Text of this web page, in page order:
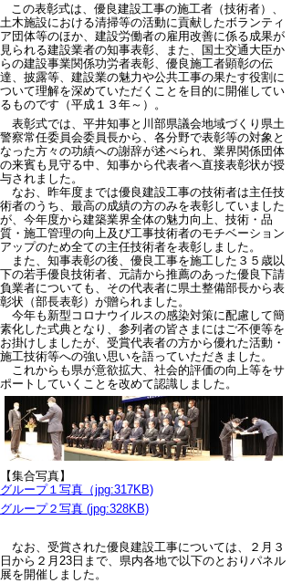
この表彰式は、優良建設工事の施工者（技術者）、
土木施設における清掃等の活動に貢献したボランティ
ア団体等のほか、建設労働者の雇用改善に係る成果が
見られる建設業者の知事表彰、また、国土交通大臣か
らの建設事業関係功労者表彰、優良施工者顕彰の伝
達、披露等、建設業の魅力や公共工事の果たす役割に
ついて理解を深めていただくことを目的に開催してい
るものです（平成１３年～）。
表彰式では、平井知事と川部県議会地域づくり県土
警察常任委員会委員長から、各分野で表彰等の対象と
なった方々の功績への謝辞が述べられ、業界関係団体
の来賓も見守る中、知事から代表者へ直接表彰状が授
与されました。
なお、昨年度までは優良建設工事の技術者は主任技
術者のうち、最高の成績の方のみを表彰していました
が、今年度から建築業界全体の魅力向上、技術・品
質・施工管理の向上及び工事技術者のモチベーション
アップのため全ての主任技術者を表彰しました。
また、知事表彰の後、優良工事を施工した３５歳以
下の若手優良技術者、元請から推薦のあった優良下請
負業者についても、その代表者に県土整備部長から表
彰状（部長表彰）が贈られました。
今年も新型コロナウイルスの感染対策に配慮して簡
素化した式典となり、参列者の皆さまにはご不便等を
お掛けしましたが、受賞代表者の方から優れた活動・
施工技術等への強い思いを語っていただきました。
これからも県が意欲拡大、社会的評価の向上等をサ
ポートしていくことを改めて認識しました。
【集合写真】
グループ１写真（jpg:317KB)
グループ２写真 (jpg:328KB)
なお、受賞された優良建設工事については、２月３
日から２月23日まで、県内各地で以下のとおりパネル
展を開催しました。